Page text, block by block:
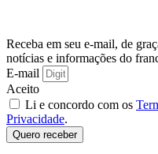
Receba em seu e-mail, de
notícias e informações do
E-mail
Aceito
Li e concordo com os
Privacidade.
Quero receber